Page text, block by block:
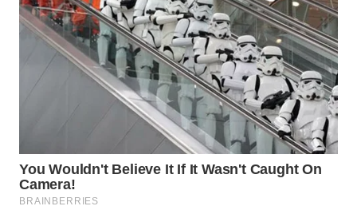
WN
LABUANBAJO
WN
BORNEO
Group
WAHANA